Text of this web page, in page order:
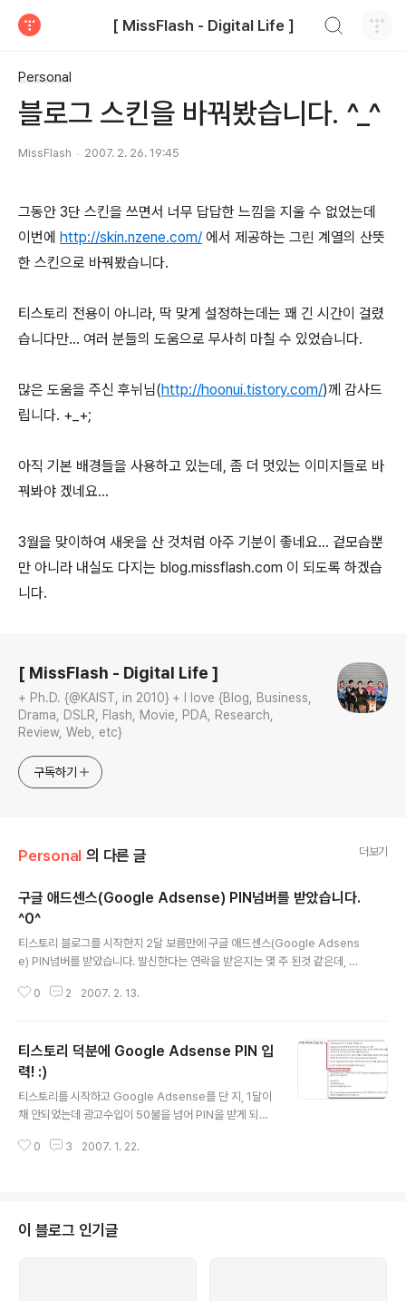
[ MissFlash - Digital Life ]
Personal
블로그 스킨을 바꿔봤습니다. ^_^
MissFlash 2007. 2. 26. 19:45
그동안 3단 스킨을 쓰면서 너무 답답한 느낌을 지울 수 없었는데
이번에 http://skin.nzene.com/ 에서 제공하는 그린 계열의 산뜻
한 스킨으로 바꿔봤습니다.
티스토리 전용이 아니라, 딱 맞게 설정하는데는 꽤 긴 시간이 걸렸
습니다만... 여러 분들의 도움으로 무사히 마칠 수 있었습니다.
많은 도움을 주신 후뉘님(http://hoonui.tistory.com/)께 감사드
립니다. +_+;
아직 기본 배경들을 사용하고 있는데, 좀 더 멋있는 이미지들로 바
꿔봐야 겠네요...
3월을 맞이하여 새옷을 산 것처럼 아주 기분이 좋네요... 겉모습뿐
만 아니라 내실도 다지는 blog.missflash.com 이 되도록 하겠습
니다.
[ MissFlash - Digital Life ]
+ Ph.D. {@KAIST, in 2010} + I love {Blog, Business,
Drama, DSLR, Flash, Movie, PDA, Research,
Review, Web, etc}
구독하기
Personal 의 다른 글 더보기
구글 애드센스(Google Adsense) PIN넘버를 받았습니다.
^0^
티스토리 블로그를 시작한지 2달 보름만에 구글 애드센스(Google Adsens
e) PIN넘버를 받았습니다. 발신한다는 연락을 받은지는 몇 주 된것 같은데, 지
찍어서 올리겠습니다. 우편물의 표지입니다. (그냥 종이를 반으로 접은 후에 동
버는 자신의 구글 애드센스(Google Adsense) 계정이 50$이 넘으면 주소
지확인 등의 목적으로 받게되고, 이를 정확하게 입력해야만 이후 단계로 진행이
가능합니다. 아래 글을 통해 더 자세한 사항을 확인하시기 바랍니다. 참..
0 2 2007. 2. 13.
티스토리 덕분에 Google Adsense PIN 입
력! :)
티스토리를 시작하고 Google Adsense를 단 지, 1달이
채 안되었는데 광고수입이 50불을 넘어 PIN을 받게 되었
e에 로그인을 하니 현재 지불 보류 중이라는 경고가 있더
좋은 정보를 제공하기 위해 노력하겠습니다. ^_^; 지불이
이루어지는 절차 AdSense 지불은 월 단위로 이루어집니
0 3 2007. 1. 22.
이 블로그 인기글